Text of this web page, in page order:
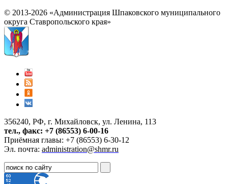
© 2013-2026 «Администрация Шпаковского муниципального
округа Ставропольского края»
356240, РФ, г. Михайловск, ул. Ленина, 113
тел., факс: +7 (86553) 6-00-16
Приёмная главы: +7 (86553) 6-30-12
Эл. почта: administration@shmr.ru